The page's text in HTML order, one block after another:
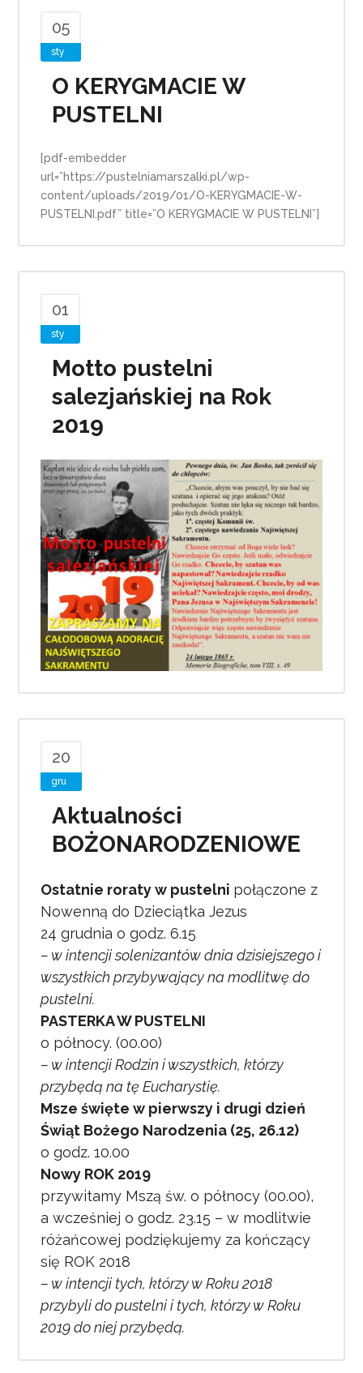
05
sty
O KERYGMACIE W
PUSTELNI
[pdf-embedder
url=”https://pustelniamarszalki.pl/wp-
content/uploads/2019/01/O-KERYGMACIE-W-
PUSTELNI.pdf” title=”O KERYGMACIE W PUSTELNI”]
01
sty
Motto pustelni
salezjańskiej na Rok
2019
20
gru
Aktualności
BOŻONARODZENIOWE
Ostatnie roraty w pustelni połączone z
Nowenną do Dzieciątka Jezus
24 grudnia o godz. 6.15
– w intencji solenizantów dnia dzisiejszego i
wszystkich przybywający na modlitwę do
pustelni.
PASTERKA W PUSTELNI
o północy. (00.00)
– w intencji Rodzin i wszystkich, którzy
przybędą na tę Eucharystię.
Msze święte w pierwszy i drugi dzień
Świąt Bożego Narodzenia (25, 26.12)
o godz. 10.00
Nowy ROK 2019
przywitamy Mszą św. o północy (00.00),
a wcześniej o godz. 23.15 – w modlitwie
różańcowej podziękujemy za kończący
się ROK 2018
– w intencji tych, którzy w Roku 2018
przybyli do pustelni i tych, którzy w Roku
2019 do niej przybędą.